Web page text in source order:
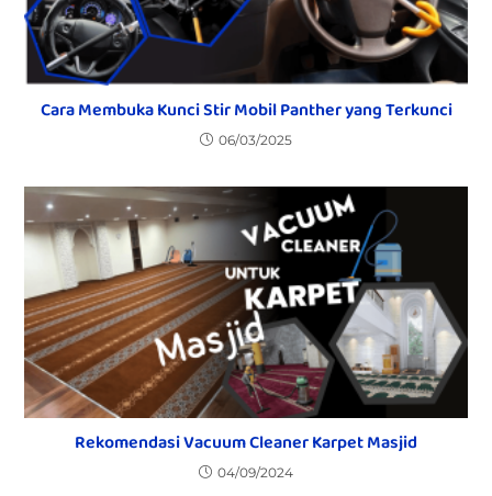
Cara Membuka Kunci Stir Mobil Panther yang Terkunci
06/03/2025
Rekomendasi Vacuum Cleaner Karpet Masjid
04/09/2024